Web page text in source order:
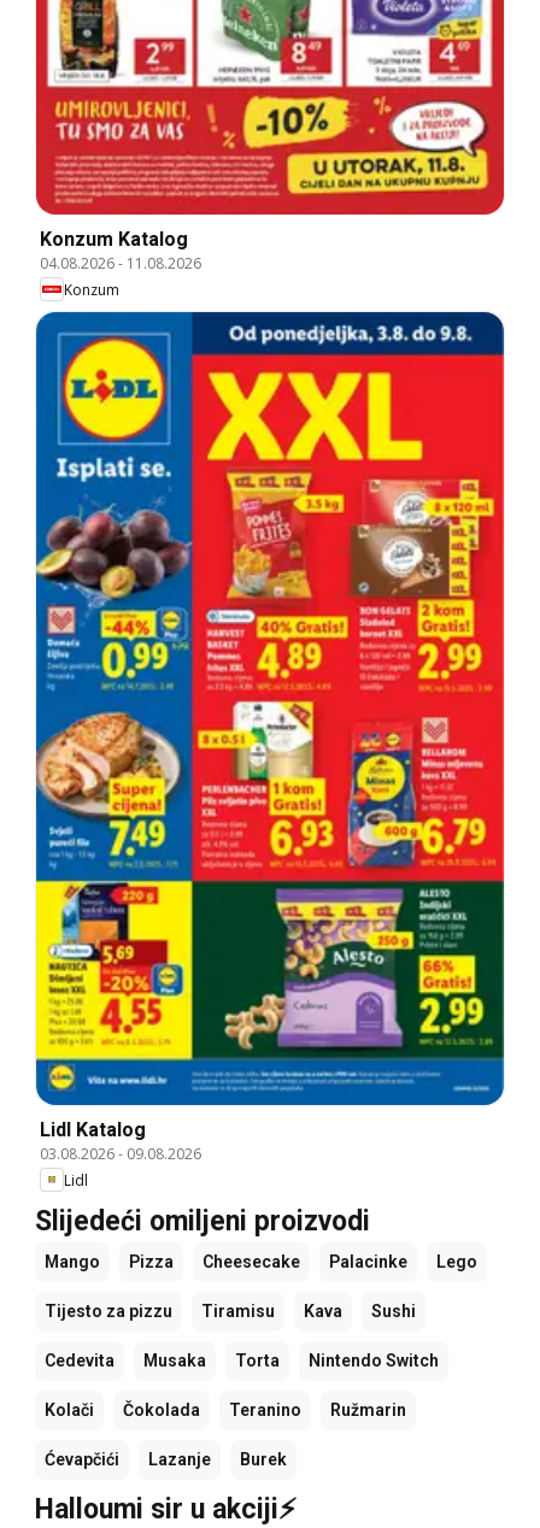
Konzum Katalog
04.08.2026- 11.08.2026
Konzum
Lidl Katalog
03.08.2026- 09.08.2026
Lidl
Slijedeći omiljeni proizvodi
Mango Pizza Cheesecake Palacinke Lego
Tijesto za pizzu Tiramisu Kava Sushi
Cedevita Musaka Torta Nintendo Switch
Kolači Čokolada Teranino Ružmarin
Ćevapčići Lazanje Burek
Halloumi sir u akciji⚡